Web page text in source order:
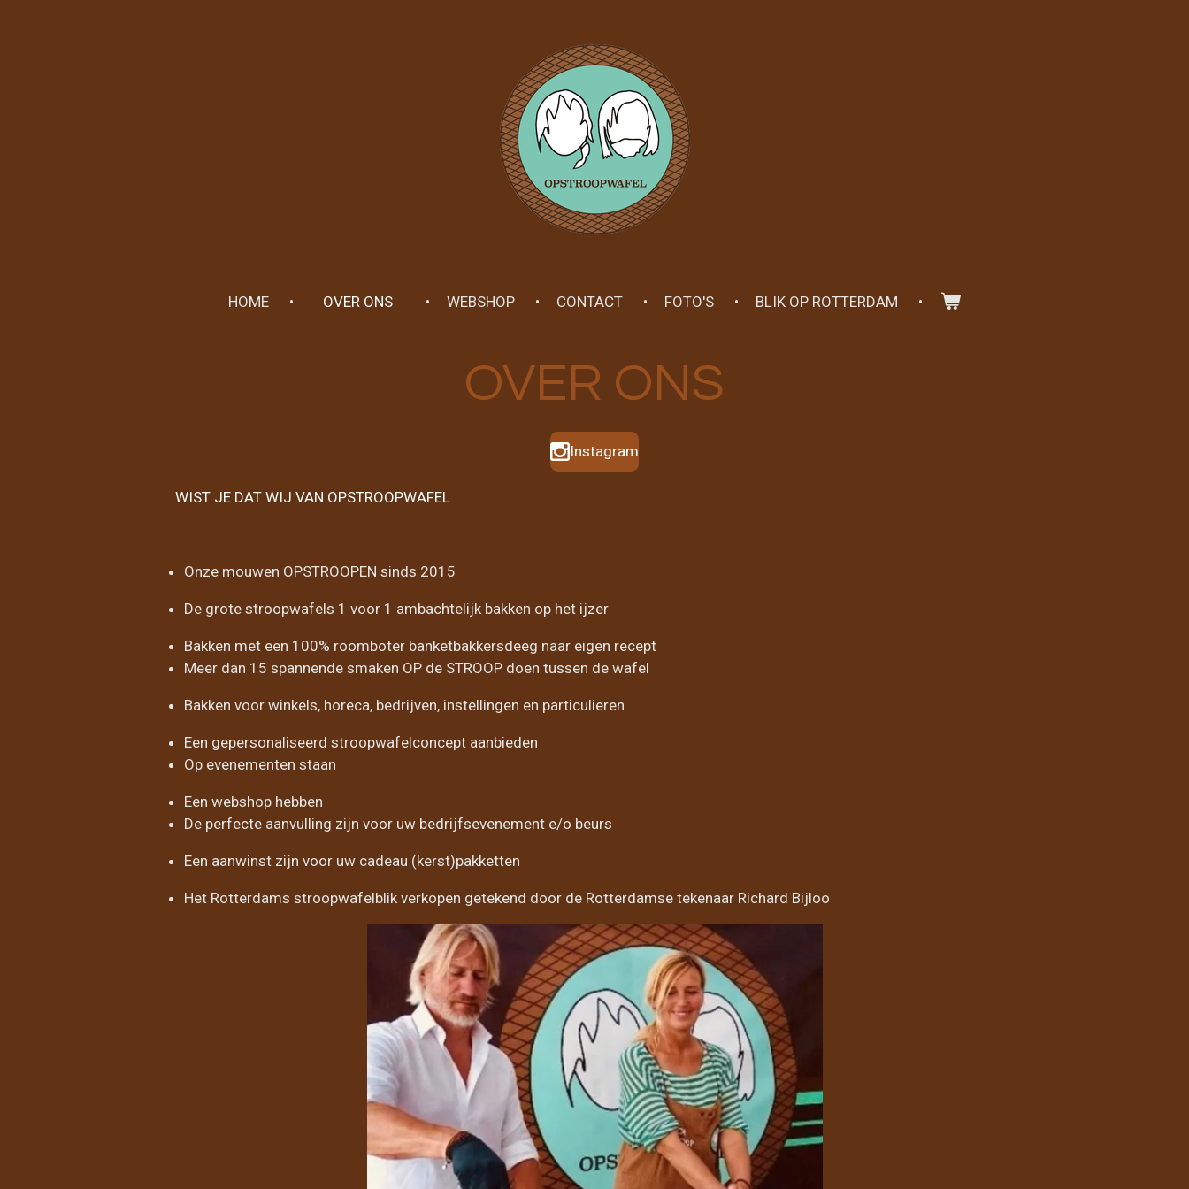
HOME OVER ONS WEBSHOP CONTACT FOTO'S BLIK OP ROTTERDAM
OVER ONS
Instagram
WIST JE DAT WIJ VAN OPSTROOPWAFEL
Onze mouwen OPSTROOPEN sinds 2015
De grote stroopwafels 1 voor 1 ambachtelijk bakken op het ijzer
Bakken met een 100% roomboter banketbakkersdeeg naar eigen recept
Meer dan 15 spannende smaken OP de STROOP doen tussen de wafel
Bakken voor winkels, horeca, bedrijven, instellingen en particulieren
Een gepersonaliseerd stroopwafelconcept aanbieden
Op evenementen staan
Een webshop hebben
De perfecte aanvulling zijn voor uw bedrijfsevenement e/o beurs
Een aanwinst zijn voor uw cadeau (kerst)pakketten
Het Rotterdams stroopwafelblik verkopen getekend door de Rotterdamse tekenaar Richard Bijloo